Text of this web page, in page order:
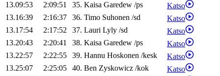
13.09:53
2:09:51 35. Kaisa Garedew /ps
Katso
13.16:39
2:16:37 36. Timo Suhonen /sd
Katso
13.17:54
2:17:52 37. Lauri Lyly /sd
Katso
13.20:43
2:20:41 38. Kaisa Garedew /ps
Katso
13.22:57
2:22:55 39. Hannu Hoskonen /kesk
Katso
13.25:07
2:25:05 40. Ben Zyskowicz /kok
Katso